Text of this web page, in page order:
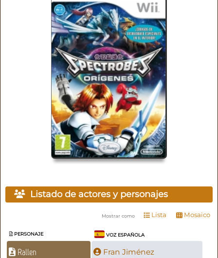
Listado de actores y personajes
Mostrar como Lista Mosaico
PERSONAJE VOZ ESPAÑOLA
Rallen Fran Jiménez